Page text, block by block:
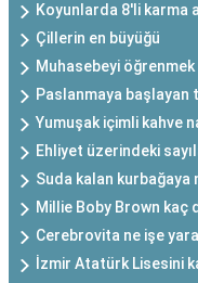
Koyunlarda 8'li karma
Çillerin en büyüğü
Muhasebeyi
Paslanmaya
Yumuşak içimli kahve
Ehliyet üzerindeki
Suda kalan kurbağaya
Millie Boby Brown kaç
Cerebrovita ne işe
İzmir Atatürk Lisesini